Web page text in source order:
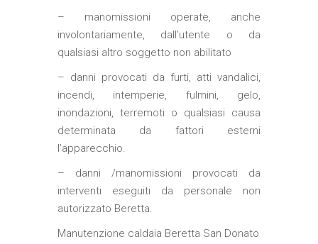
– manomissioni operate, anche
involontariamente, dall’utente o da
qualsiasi altro soggetto non abilitato
– danni provocati da furti, atti vandalici,
incendi, intemperie, fulmini, gelo,
inondazioni, terremoti o qualsiasi causa
determinata da fattori esterni
l’apparecchio.
– danni /manomissioni provocati da
interventi eseguiti da personale non
autorizzato Beretta.
Manutenzione caldaia Beretta San Donato